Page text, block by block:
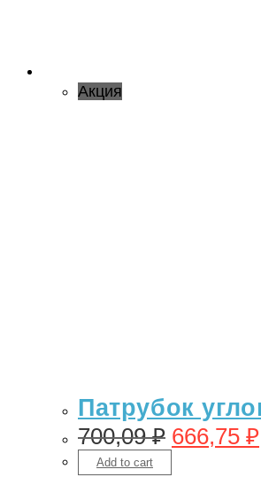
Акция
Патрубок
700,09₽ 666,75 ₽
Add to cart